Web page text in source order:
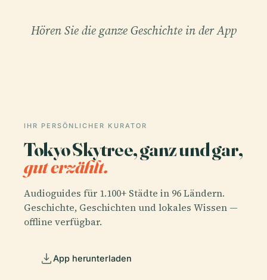
Hören Sie die ganze Geschichte in der App
IHR PERSÖNLICHER KURATOR
Tokyo Skytree, ganz und gar,
gut erzählt.
Audioguides für 1.100+ Städte in 96 Ländern.
Geschichte, Geschichten und lokales Wissen —
offline verfügbar.
App herunterladen